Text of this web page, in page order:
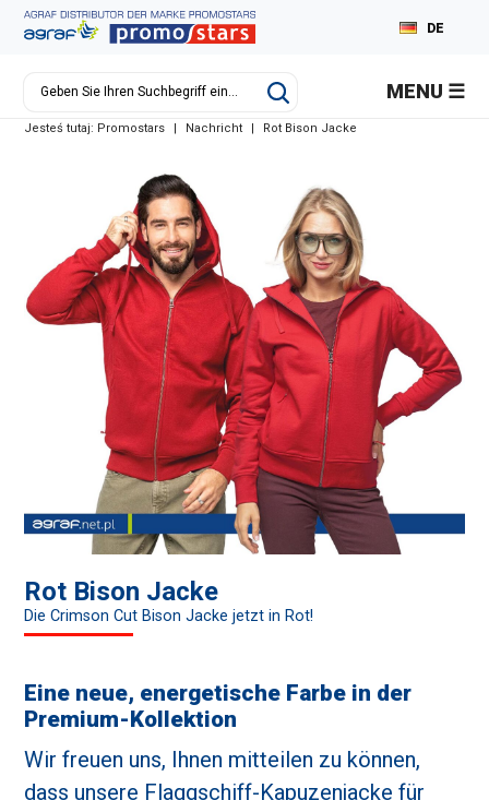
EN
DE
MENU
Jesteś tutaj: Promostars | Nachricht | Rot Bison Jacke
Rot Bison Jacke
Die Crimson Cut Bison Jacke jetzt in Rot!
Eine neue, energetische Farbe in der
Premium-Kollektion
Wir freuen uns, Ihnen mitteilen zu können,
dass unsere Flaggschiff-Kapuzenjacke für